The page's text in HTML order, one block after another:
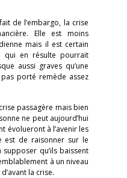
de l’embargo, la crise
Elle est moins
mais il est certain
qui en résulte pourrait
aussi graves qu’une
pas porté remède assez
passagère mais bien
ne peut aujourd’hui
évolueront à l’avenir les
est de raisonner sur le
qu’ils baissent
à un niveau
la crise.